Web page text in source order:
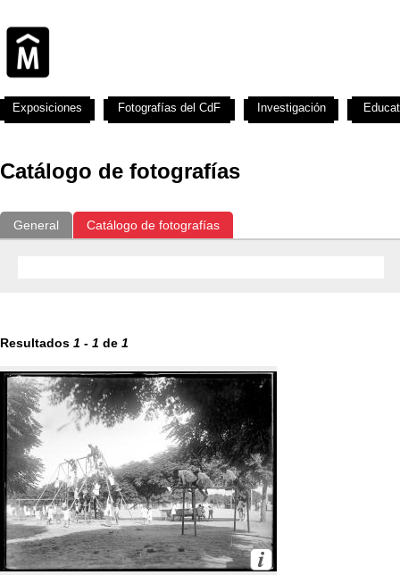
Catálogo de fotografías
General Catálogo de fotografías
Resultados 1 - 1 de 1
Exposiciones Fotografías del CdF Investigación